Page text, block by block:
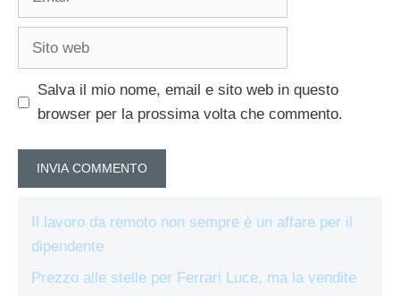
Sito
Salva il mio nome, email e sito web in questo
browser per la prossima volta che commento.
Il lavoro da remoto non sempre è un affare per il
dipendente
Prezzo alle stelle per Ferrari Luce, ma la vendite